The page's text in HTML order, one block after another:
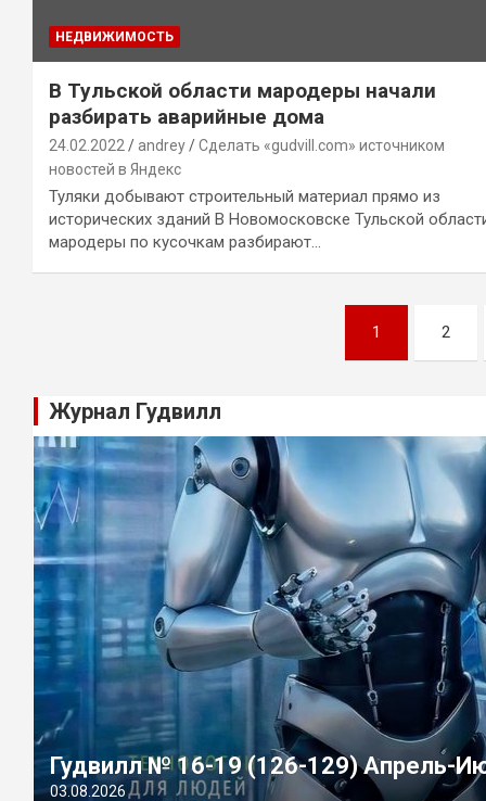
НЕДВИЖИМОСТЬ
В Тульской области мародеры начали
разбирать аварийные дома
24.02.2022 andrey
Сделать «gudvill.com» источником
новостей в Яндекс
Туляки добывают строительный материал прямо из
исторических зданий В Новомосковске Тульской
мародеры по кусочкам разбирают…
записям
1 2
Журнал Гудвилл
Гудвилл № 16-19 (126-129) Апрель-
03.08.2026